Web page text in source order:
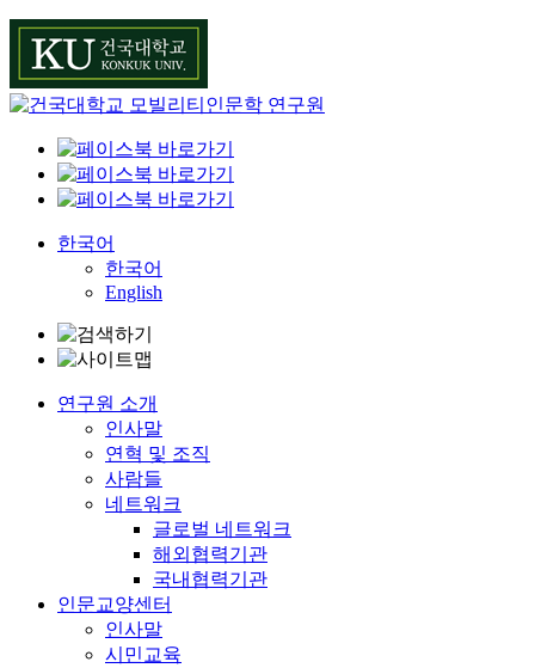
Skip
content
한국어
한국어
English
연구원 소개
인사말
연혁 및 조직
사람들
네트워크
글로벌 네트워크
해외협력기관
국내협력기관
인문교양센터
인사말
시민교육